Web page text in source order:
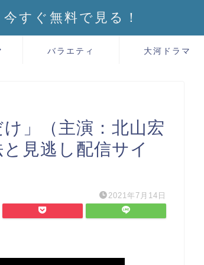
今すぐ無料で見る！
バラエティ 大河ドラマ
」（主演：北山宏
見逃し配信サイ
2021年7月14日